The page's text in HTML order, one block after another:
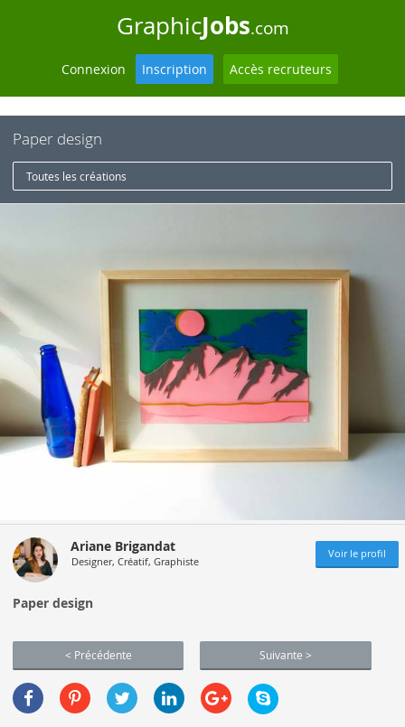
GraphicJobs.com
Connexion Inscription Accès recruteurs
Paper design
Toutes les créations
Ariane Brigandat
Designer, Créatif, Graphiste
Voir le profil
Paper design
< Précédente Suivante >